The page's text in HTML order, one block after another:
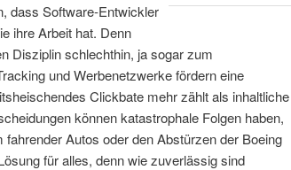
dass Software-Entwickler
ihre Arbeit hat. Denn
Disziplin schlechthin, ja sogar zum
und Werbenetzwerke fördern eine
Clickbate mehr zählt als inhaltliche
können katastrophale Folgen haben,
Autos oder den Abstürzen der Boeing
für alles, denn wie zuverlässig sind